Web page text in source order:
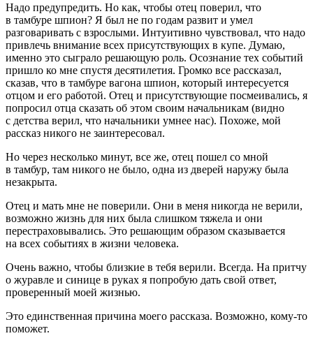
Надо предупредить. Но как, чтобы отец поверил, что
в тамбуре шпион? Я был не по годам развит и умел
разговаривать с взрослыми. Интуитивно чувствовал, что надо
привлечь внимание всех присутствующих в купе. Думаю,
именно это сыграло решающую роль. Осознание тех событий
пришло ко мне спустя десятилетия. Громко все рассказал,
сказав, что в тамбуре вагона шпион, который интересуется
отцом и его работой. Отец и присутствующие посмеивались, я
попросил отца сказать об этом своим начальникам (видно
с детства верил, что начальники умнее нас). Похоже, мой
рассказ никого не заинтересовал.
Но через несколько минут, все же, отец пошел со мной
в тамбур, там никого не было, одна из дверей наружу была
незакрыта.
Отец и мать мне не поверили. Они в меня никогда не верили,
возможно жизнь для них была слишком тяжела и они
перестраховывались. Это решающим образом сказывается
на всех событиях в жизни человека.
Очень важно, чтобы близкие в тебя верили. Всегда. На притчу
о журавле и синице в руках я попробую дать свой ответ,
проверенный моей жизнью.
Это единственная причина моего рассказа. Возможно, кому-то
поможет.